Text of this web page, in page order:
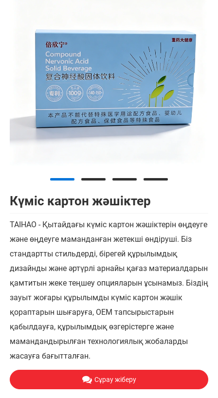
Күміс картон жәшіктер
TAIHAO - Қытайдағы күміс картон жәшіктерін өңдеуге
және өңдеуге маманданған жетекші өндіруші. Біз
стандартты стильдерді, бірегей құрылымдық
дизайнды және әртүрлі арнайы қағаз материалдарын
қамтитын жеке теңшеу опцияларын ұсынамыз. Біздің
зауыт жоғары құрылымды күміс картон жәшік
қораптарын шығаруға, OEM тапсырыстарын
қабылдауға, құрылымдық өзгерістерге және
мамандандырылған технологиялық жобаларды
жасауға бағытталған.
Сұрау жіберу